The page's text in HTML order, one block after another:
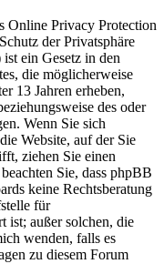
Online Privacy Protection
der Privatsphäre
ein Gesetz in den
die möglicherweise
13 Jahren erheben,
des oder
Wenn Sie sich
Website, auf der Sie
ziehen Sie einen
Sie, dass phpBB
keine Rechtsberatung
für
ist; außer solchen, die
wenden, falls es
zu diesem Forum